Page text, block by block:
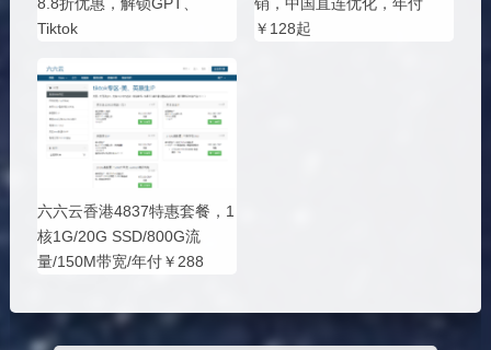
8.8折优惠，解锁GPT、
Tiktok
销，中国直连优化，年付
￥128起
六六云香港4837特惠套餐，1
核1G/20G SSD/800G流
量/150M带宽/年付￥288